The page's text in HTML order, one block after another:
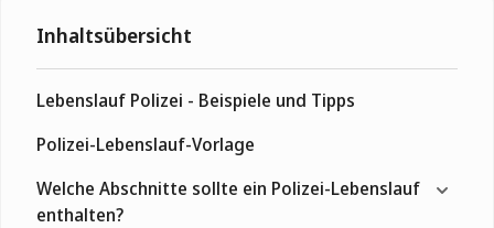
Inhaltsübersicht
Lebenslauf Polizei - Beispiele und Tipps
Polizei-Lebenslauf-Vorlage
Welche Abschnitte sollte ein Polizei-Lebenslauf
enthalten?